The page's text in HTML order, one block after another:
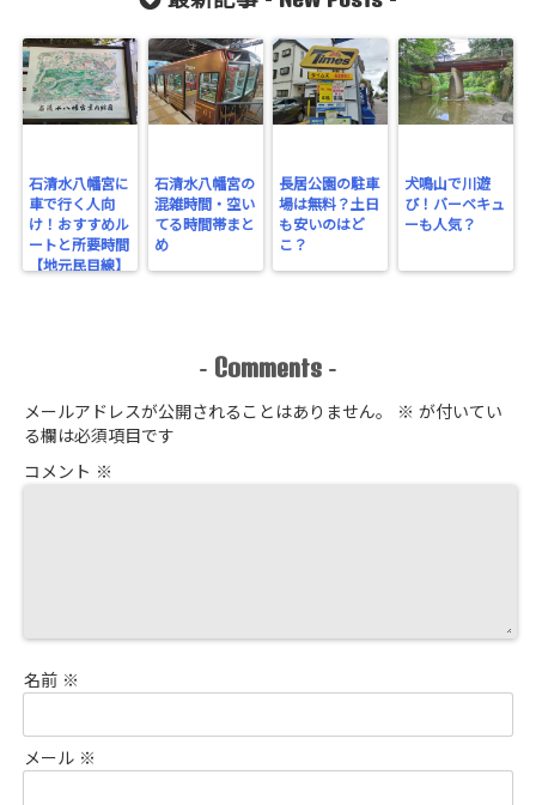
石清水八幡宮に
車で行く人向
け！おすすめル
ートと所要時間
【地元民目線】
石清水八幡宮の
混雑時間・空い
てる時間帯まと
め
長居公園の駐車
場は無料？土日
も安いのはど
こ？
犬鳴山で川遊
び！バーベキュ
ーも人気？
- Comments -
メールアドレスが公開されることはありません。 ※ が付いてい
る欄は必須項目です
コメント ※
名前 ※
メール ※